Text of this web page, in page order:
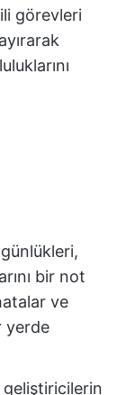
görevleri
bir not
ve
yerde
geliştiricilerin